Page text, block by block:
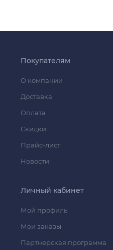
Покупателям
О компании
Доставка
Оплата
Скидки
Прайс-лист
Новости
Личный кабинет
Мой профиль
Мои заказы
Партнерская программа